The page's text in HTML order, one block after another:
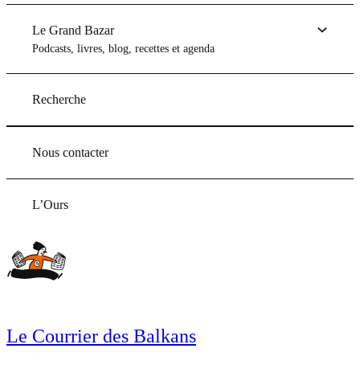
Le Grand Bazar
Podcasts, livres, blog, recettes et agenda
Recherche
Nous contacter
L’Ours
Le Courrier des Balkans